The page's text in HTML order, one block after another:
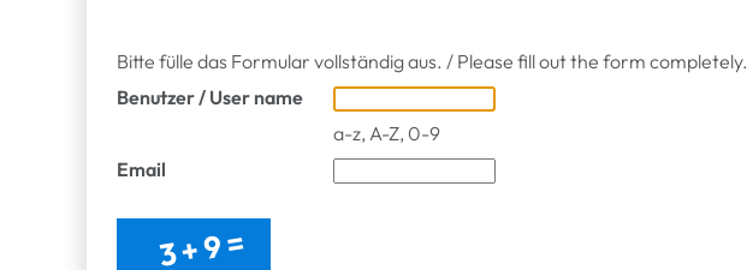
Bitte fülle das Formular vollständig aus. / Please fill out the form completely.
Benutzer / User name
a-z, A-Z, 0-9
Email